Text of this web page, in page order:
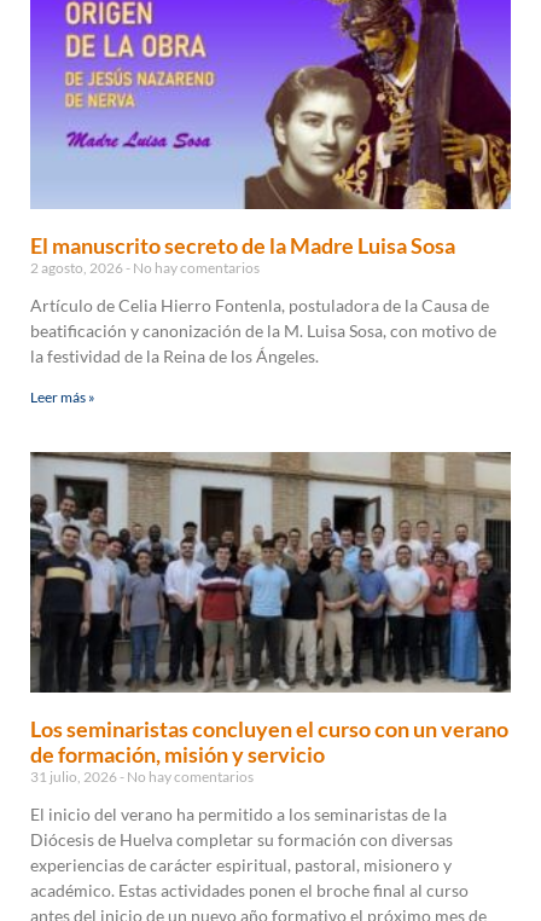
El manuscrito secreto de la Madre Luisa Sosa
2 agosto, 2026 No hay comentarios
Artículo de Celia Hierro Fontenla, postuladora de la Causa de
beatificación y canonización de la M. Luisa Sosa, con motivo de
la festividad de la Reina de los Ángeles.
Leer más »
Los seminaristas concluyen el curso con un verano
de formación, misión y servicio
31 julio, 2026 No hay comentarios
El inicio del verano ha permitido a los seminaristas de la
Diócesis de Huelva completar su formación con diversas
experiencias de carácter espiritual, pastoral, misionero y
académico. Estas actividades ponen el broche final al curso
antes del inicio de un nuevo año formativo el próximo mes de